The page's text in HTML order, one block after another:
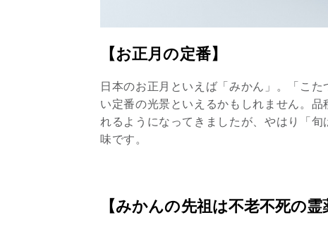
【お正月の定番】
日本のお正月といえば「みかん」。「こ
い定番の光景といえるかもしれません。
れるようになってきましたが、やはり「
味です。
【みかんの先祖は不老不死の霊